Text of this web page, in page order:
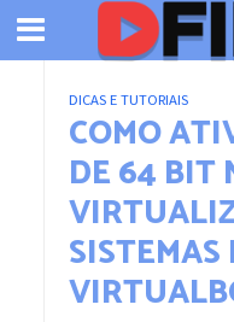
DICAS E TUTORIAIS
COMO
DE 64 BIT
SISTEMAS